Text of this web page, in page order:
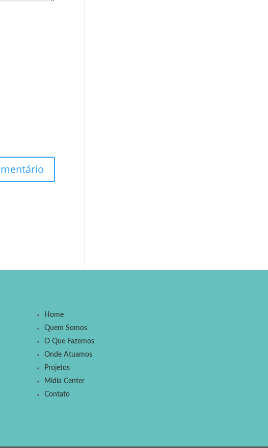
Home
Quem Somos
O Que Fazemos
Onde Atuamos
Projetos
Mídia Center
Contato